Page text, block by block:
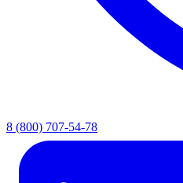
8 (800) 707-54-78